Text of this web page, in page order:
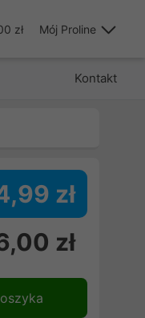
zł Mój Proline
Kontakt
zł
zł